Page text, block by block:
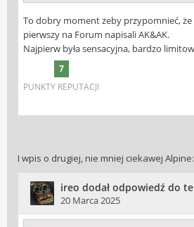
I wpis o drugiej, nie mniej ciekawej Alpine: